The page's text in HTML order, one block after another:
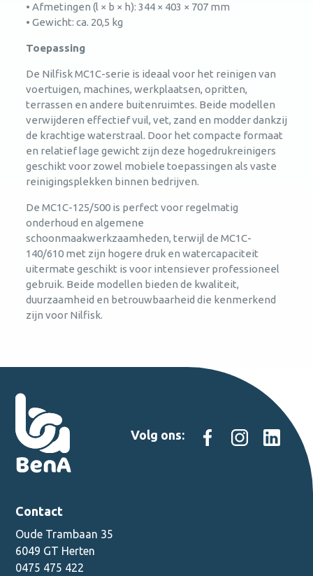
• Afmetingen (l × b × h): 344 × 403 × 707 mm
• Gewicht: ca. 20,5 kg
Toepassing
De Nilfisk MC1C-serie is ideaal voor het reinigen van
voertuigen, machines, werkplaatsen, opritten,
terrassen en andere buitenruimtes. Beide modellen
verwijderen effectief vuil, vet, zand en modder dankzij
de krachtige waterstraal. Door het compacte formaat
en relatief lage gewicht zijn deze hogedrukreinigers
geschikt voor zowel mobiele toepassingen als vaste
reinigingsplekken binnen bedrijven.
De MC1C-125/500 is perfect voor regelmatig
onderhoud en algemene
schoonmaakwerkzaamheden, terwijl de MC1C-
140/610 met zijn hogere druk en watercapaciteit
uitermate geschikt is voor intensiever professioneel
gebruik. Beide modellen bieden de kwaliteit,
duurzaamheid en betrouwbaarheid die kenmerkend
zijn voor Nilfisk.
Volg ons:
Contact
Oude Trambaan 35
6049 GT Herten
0475 475 422